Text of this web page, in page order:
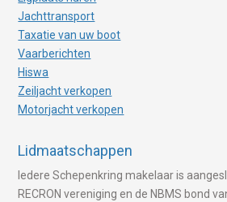
Jachttransport
Taxatie van uw boot
Vaarberichten
Hiswa
Zeiljacht verkopen
Motorjacht verkopen
Lidmaatschappen
Iedere Schepenkring makelaar is
RECRON vereniging en de NBMS bond